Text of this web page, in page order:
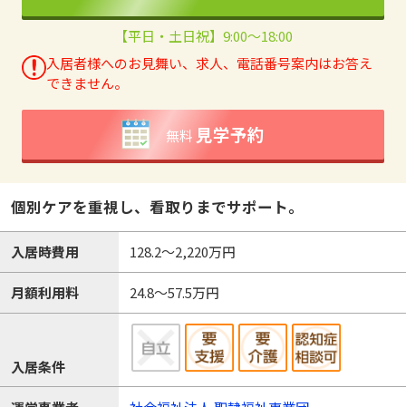
【平日・土日祝】9:00～18:00
入居者様へのお見舞い、求人、電話番号案内はお答え
できません。
無料 見学予約
個別ケアを重視し、看取りまでサポート。
入居時費用 128.2～2,220万円
月額利用料 24.8～57.5万円
入居条件